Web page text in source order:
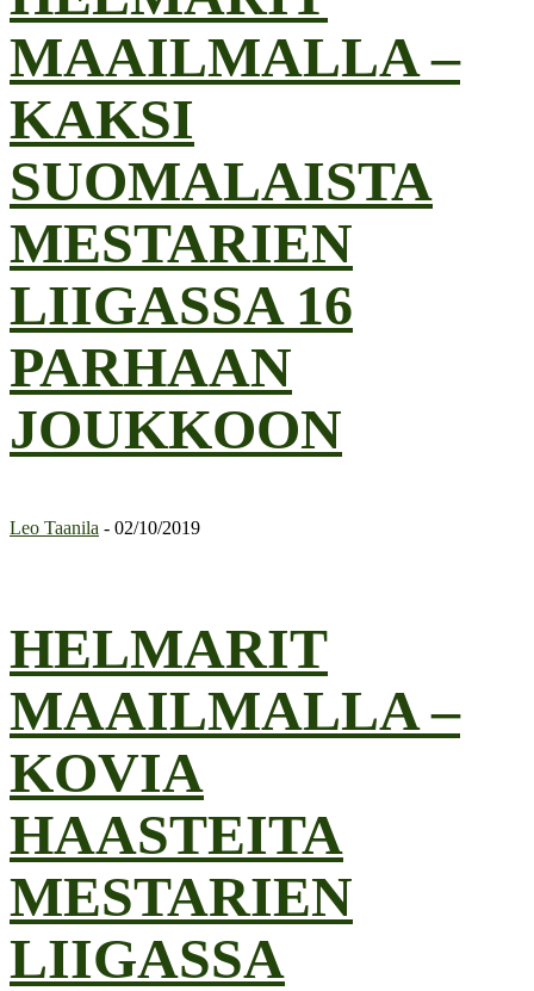
MAAILMALLA –
KAKSI
SUOMALAISTA
MESTARIEN
LIIGASSA 16
PARHAAN
JOUKKOON
Leo Taanila - 02/10/2019
HELMARIT
MAAILMALLA –
KOVIA
HAASTEITA
MESTARIEN
LIIGASSA